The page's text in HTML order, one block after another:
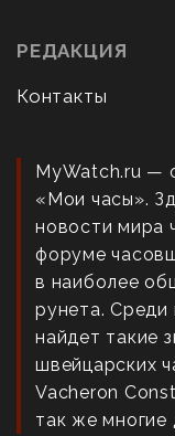
РЕДАКЦИЯ
Контакты
MyWatch.ru —
«Мои часы».
новости мира
форуме
в наиболее
рунета. Среди
найдет такие
швейцарских
Vacheron
так же многие